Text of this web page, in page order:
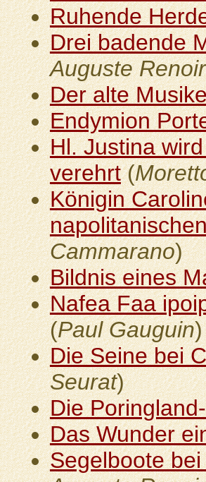
Ruhende
Drei badende
Auguste Renoir
Der alte
Endymion
Hl. Justina
verehrt(
Königin
Cammarano)
Bildnis eines
Nafea Faa
(Paul Gauguin)
Die Seine bei
Seurat)
Die
Das Wunder
Segelboote